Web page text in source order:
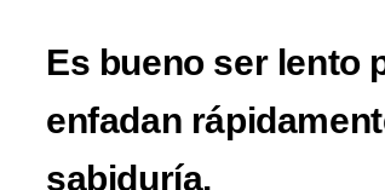
Es bueno ser lento
enfadan
sabiduría.